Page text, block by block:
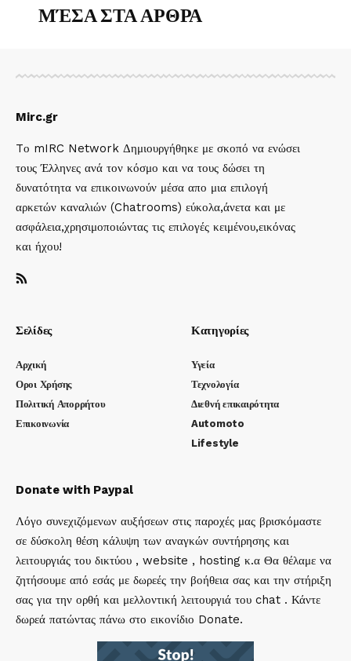
ΜΈΣΑ ΣΤΑ ΑΡΘΡΑ
Mirc.gr
Tο mIRC Network Δημιουργήθηκε με σκοπό να ενώσει
τους Έλληνες ανά τον κόσμο και να τους δώσει τη
δυνατότητα να επικοινωνούν μέσα απο μια επιλογή
αρκετών καναλιών (Chatrooms) εύκολα,άνετα και με
ασφάλεια,χρησιμοποιώντας τις επιλογές κειμένου,εικόνας
και ήχου!
Σελίδες
Αρχική
Οροι Χρήσης
Πολιτική Απορρήτου
Επικοινωνία
Κατηγορίες
Υγεία
Τεχνολογία
Διεθνή επικαιρότητα
Automoto
Lifestyle
Donate with Paypal
Λόγο συνεχιζόμενων αυξήσεων στις παροχές μας βρισκόμαστε
σε δύσκολη θέση κάλυψη των αναγκών συντήρησης και
λειτουργιάς του δικτύου , website , hosting κ.α Θα θέλαμε να
ζητήσουμε από εσάς με δωρεές την βοήθεια σας και την στήριξη
σας για την ορθή και μελλοντική λειτουργιά του chat . Κάντε
δωρεά πατώντας πάνω στο εικονίδιο Donate.